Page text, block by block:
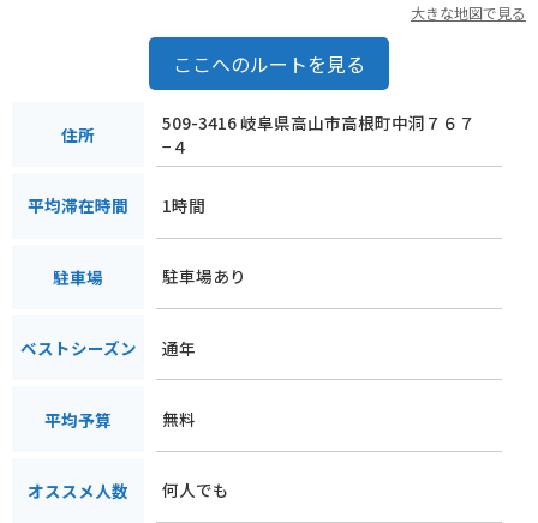
大きな地図で見る
ここへのルートを見る
住所
509-3416 岐阜県高山市高根町中洞７６７
−４
平均滞在時間 1時間
駐車場 駐車場あり
ベストシーズン 通年
平均予算 無料
オススメ人数 何人でも